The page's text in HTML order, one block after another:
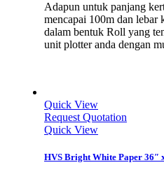
Adapun untuk panjang
mencapai 100m dan lebar
dalam bentuk Roll yang
unit plotter anda dengan
Quick View
Request Quotation
Quick View
HVS Bright White Paper 36″